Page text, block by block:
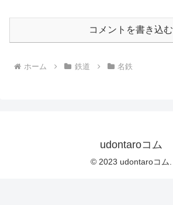
コメントを書き込む
ホーム 鉄道 名鉄
udontaroコム
© 2023 udontaroコム.